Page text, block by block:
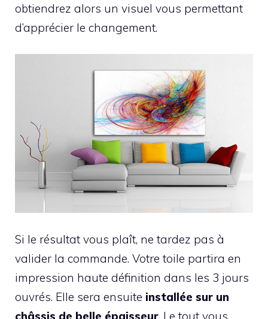
obtiendrez alors un visuel vous permettant
d’apprécier le changement.
Si le résultat vous plaît, ne tardez pas à
valider la commande. Votre toile partira en
impression haute définition dans les 3 jours
ouvrés. Elle sera ensuite installée sur un